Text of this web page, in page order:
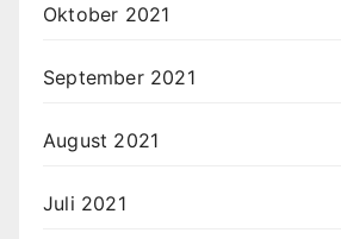
Oktober 2021
September 2021
August 2021
Juli 2021